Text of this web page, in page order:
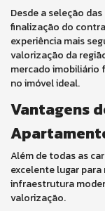
Desde a seleção
finalização do
experiência mais
valorização da
mercado imobiliário
no imóvel ideal.
Vantagens
Além de todas as
excelente lugar
infraestrutura
valorização.